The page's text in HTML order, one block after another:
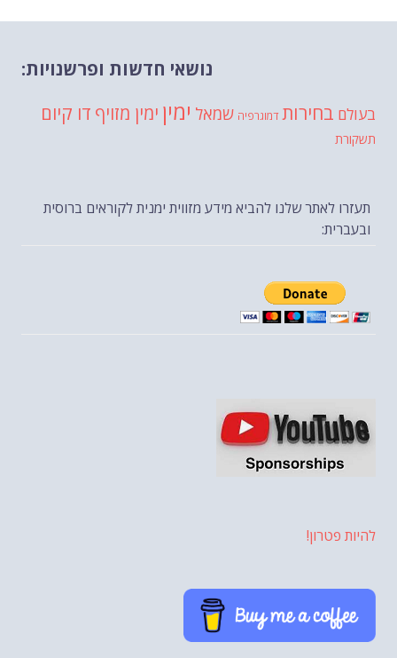
נושאי חדשות ופרשנויות:
בעולם בחירות דמוגרפיה שמאל ימין ימין מזויף דו קיום
תשקורת
תעזרו לאתר שלנו להביא מידע מזווית ימנית לקוראים ברוסית
ובעברית:
להיות פטרון!